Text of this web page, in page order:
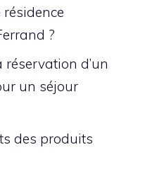
?
d’un
un séjour
des produits